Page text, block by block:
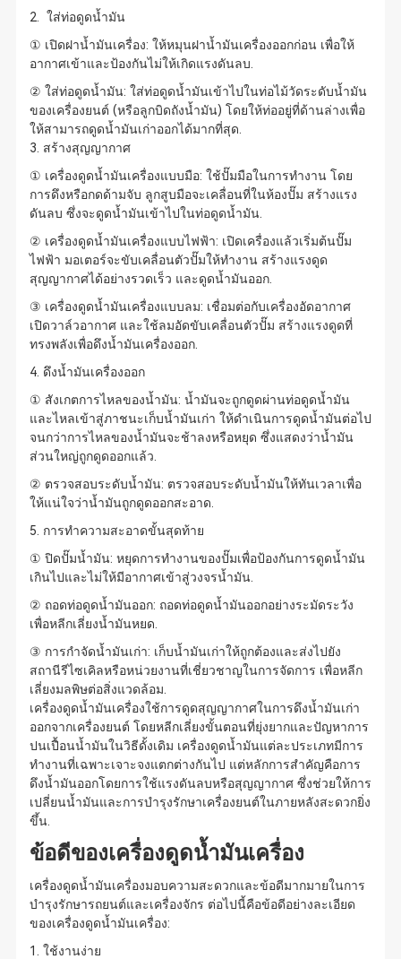
2. ใส่ท่อดูดน้ำมัน
① เปิดฝาน้ำมันเครื่อง: ให้หมุนฝาน้ำมันเครื่องออกก่อน เพื่อให้
อากาศเข้าและป้องกันไม่ให้เกิดแรงดันลบ.
② ใส่ท่อดูดน้ำมัน: ใส่ท่อดูดน้ำมันเข้าไปในท่อไม้วัดระดับน้ำมัน
ของเครื่องยนต์ (หรือลูกบิดถังน้ำมัน) โดยให้ท่ออยู่ที่ด้านล่างเพื่อ
ให้สามารถดูดน้ำมันเก่าออกได้มากที่สุด.
3. สร้างสุญญากาศ
① เครื่องดูดน้ำมันเครื่องแบบมือ: ใช้ปั๊มมือในการทำงาน โดย
การดึงหรือกดด้ามจับ ลูกสูบมือจะเคลื่อนที่ในห้องปั๊ม สร้างแรง
ดันลบ ซึ่งจะดูดน้ำมันเข้าไปในท่อดูดน้ำมัน.
② เครื่องดูดน้ำมันเครื่องแบบไฟฟ้า: เปิดเครื่องแล้วเริ่มต้นปั๊ม
ไฟฟ้า มอเตอร์จะขับเคลื่อนตัวปั๊มให้ทำงาน สร้างแรงดูด
สุญญากาศได้อย่างรวดเร็ว และดูดน้ำมันออก.
③ เครื่องดูดน้ำมันเครื่องแบบลม: เชื่อมต่อกับเครื่องอัดอากาศ
เปิดวาล์วอากาศ และใช้ลมอัดขับเคลื่อนตัวปั๊ม สร้างแรงดูดที่
ทรงพลังเพื่อดึงน้ำมันเครื่องออก.
4. ดึงน้ำมันเครื่องออก
① สังเกตการไหลของน้ำมัน: น้ำมันจะถูกดูดผ่านท่อดูดน้ำมัน
และไหลเข้าสู่ภาชนะเก็บน้ำมันเก่า ให้ดำเนินการดูดน้ำมันต่อไป
จนกว่าการไหลของน้ำมันจะช้าลงหรือหยุด ซึ่งแสดงว่าน้ำมัน
ส่วนใหญ่ถูกดูดออกแล้ว.
② ตรวจสอบระดับน้ำมัน: ตรวจสอบระดับน้ำมันให้ทันเวลาเพื่อ
ให้แน่ใจว่าน้ำมันถูกดูดออกสะอาด.
5. การทำความสะอาดขั้นสุดท้าย
① ปิดปั๊มน้ำมัน: หยุดการทำงานของปั๊มเพื่อป้องกันการดูดน้ำมัน
เกินไปและไม่ให้มีอากาศเข้าสู่วงจรน้ำมัน.
② ถอดท่อดูดน้ำมันออก: ถอดท่อดูดน้ำมันออกอย่างระมัดระวัง
เพื่อหลีกเลี่ยงน้ำมันหยด.
③ การกำจัดน้ำมันเก่า: เก็บน้ำมันเก่าให้ถูกต้องและส่งไปยัง
สถานีรีไซเคิลหรือหน่วยงานที่เชี่ยวชาญในการจัดการ เพื่อหลีก
เลี่ยงมลพิษต่อสิ่งแวดล้อม.
เครื่องดูดน้ำมันเครื่องใช้การดูดสุญญากาศในการดึงน้ำมันเก่า
ออกจากเครื่องยนต์ โดยหลีกเลี่ยงขั้นตอนที่ยุ่งยากและปัญหาการ
ปนเปื้อนน้ำมันในวิธีดั้งเดิม เครื่องดูดน้ำมันแต่ละประเภทมีการ
ทำงานที่เฉพาะเจาะจงแตกต่างกันไป แต่หลักการสำคัญคือการ
ดึงน้ำมันออกโดยการใช้แรงดันลบหรือสุญญากาศ ซึ่งช่วยให้การ
เปลี่ยนน้ำมันและการบำรุงรักษาเครื่องยนต์ในภายหลังสะดวกยิ่ง
ขึ้น.
ข้อดีของเครื่องดูดน้ำมันเครื่อง
เครื่องดูดน้ำมันเครื่องมอบความสะดวกและข้อดีมากมายในการ
บำรุงรักษารถยนต์และเครื่องจักร ต่อไปนี้คือข้อดีอย่างละเอียด
ของเครื่องดูดน้ำมันเครื่อง:
1. ใช้งานง่าย